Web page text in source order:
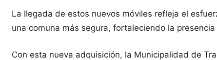
La llegada de estos nuevos móviles refleja el
una comuna más segura, fortaleciendo la
Con esta nueva adquisición, la Municipalidad de